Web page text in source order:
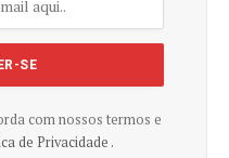
com nossos termos e
de Privacidade .